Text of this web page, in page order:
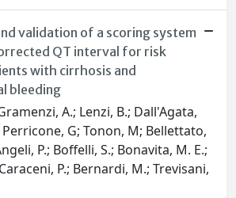
validation of a scoring system
QT interval for risk
with cirrhosis and
bleeding
A.; Lenzi, B.; Dall'Agata,
G; Tonon, M; Bellettato,
P.; Boffelli, S.; Bonavita, M. E.;
P.; Bernardi, M.; Trevisani,